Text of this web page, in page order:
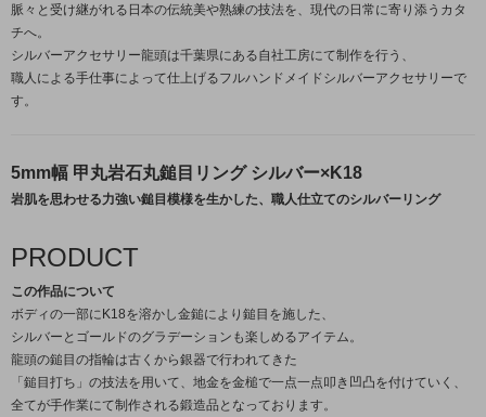
脈々と受け継がれる日本の伝統美や熟練の技法を、現代の日常に寄り添うカタ
チへ。
シルバーアクセサリー龍頭は千葉県にある自社工房にて制作を行う、
職人による手仕事によって仕上げるフルハンドメイドシルバーアクセサリーで
す。
5mm幅 甲丸岩石丸鎚目リング シルバー×K18
岩肌を思わせる力強い鎚目模様を生かした、職人仕立てのシルバーリング
PRODUCT
この作品について
ボディの一部にK18を溶かし金鎚により鎚目を施した、
シルバーとゴールドのグラデーションも楽しめるアイテム。
龍頭の鎚目の指輪は古くから銀器で行われてきた
「鎚目打ち」の技法を用いて、地金を金槌で一点一点叩き凹凸を付けていく、
全てが手作業にて制作される鍛造品となっております。